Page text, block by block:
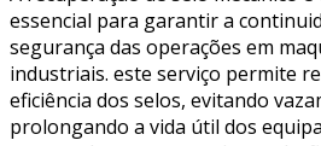
essencial para garantir a
segurança das operações em
industriais. este serviço permite
eficiência dos selos, evitando
prolongando a vida útil dos